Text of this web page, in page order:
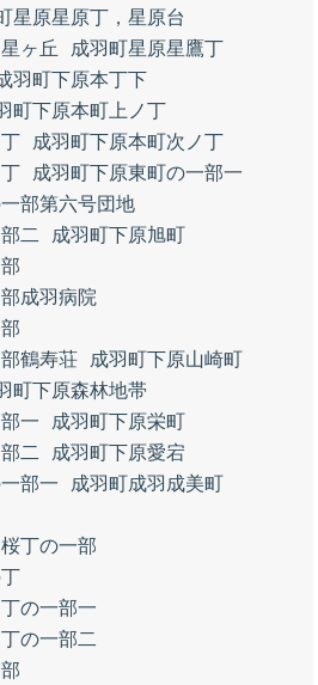
星原星原丁，星原台
ヶ丘
成羽町星原星鷹丁
羽町下原本丁下
町下原本町上ノ丁
成羽町下原本町次ノ丁
成羽町下原東町の一部一
部第六号団地
二
成羽町下原旭町
成羽病院
鶴寿荘
成羽町下原山崎町
町下原森林地帯
一
成羽町下原栄町
二
成羽町下原愛宕
部一
成羽町成羽成美町
丁の一部
の一部一
の一部二